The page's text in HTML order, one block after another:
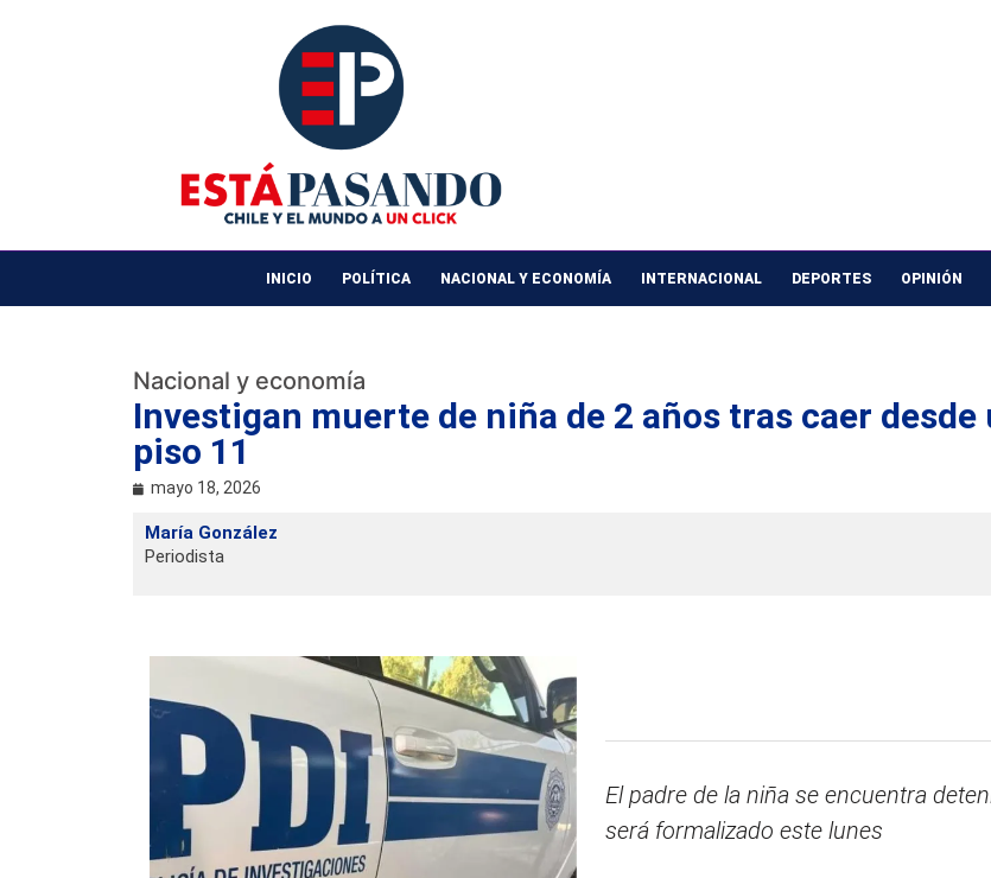
INICIO POLÍTICA NACIONAL Y ECONOMÍA INTERNACIONAL DEPORTES OPINIÓN
Nacional y economía
Investigan muerte de niña de 2 años tras caer desde
piso 11
mayo 18, 2026
María González
Periodista
El padre de la niña se encuentra
será formalizado este lunes